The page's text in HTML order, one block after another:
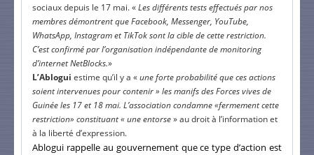
sociaux depuis le 17 mai. «Les différents tests effectués par nos
membres démontrent que Facebook, Messenger, YouTube,
WhatsApp, Instagram et TikTok sont la cible de cette restriction.
C’est confirmé par l’organisation indépendante de monitoring
d’internet NetBlocks.»
L’Ablogui estime qu’il y a «une forte probabilité que ces actions
soient intervenues pour contenir » les manifs des Forces vives de
Guinée les 17 et 18 mai. L’association condamne «fermement cette
restriction» constituant « une entorse» au droit à l’information et
à la liberté d’expression.
Ablogui rappelle au gouvernement que ce type d’action est